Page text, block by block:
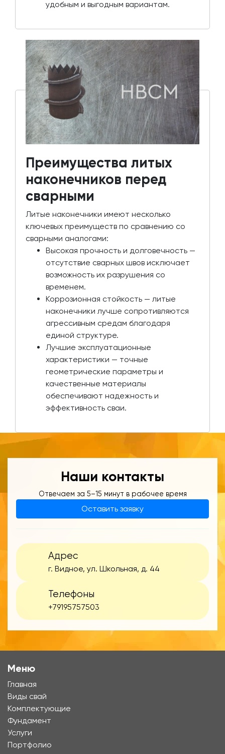
удобным и выгодным вариантам.
Преимущества литых
наконечников перед
сварными
Литые наконечники имеют несколько
ключевых преимуществ по сравнению со
сварными аналогами:
Высокая прочность и долговечность —
отсутствие сварных швов исключает
возможность их разрушения со
временем.
Коррозионная стойкость — литые
наконечники лучше сопротивляются
агрессивным средам благодаря
единой структуре.
Лучшие эксплуатационные
характеристики — точные
геометрические параметры и
качественные материалы
обеспечивают надежность и
эффективность сваи.
Наши контакты
Отвечаем за 5–15 минут в рабочее время
Оставить заявку
Адрес
г. Видное, ул. Школьная, д. 44
Телефоны
+79195757503
Меню
Главная
Виды свай
Комплектующие
Фундамент
Услуги
Портфолио